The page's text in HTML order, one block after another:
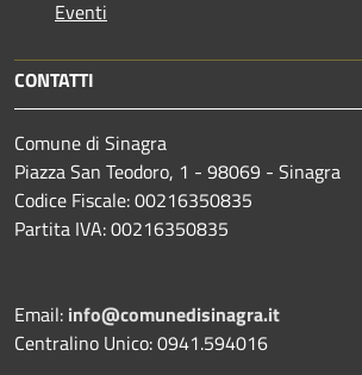
Eventi
CONTATTI
Comune di Sinagra
Piazza San Teodoro, 1 - 98069 - Sinagra
Codice Fiscale: 00216350835
Partita IVA: 00216350835
Email: info@comunedisinagra.it
Centralino Unico: 0941.594016